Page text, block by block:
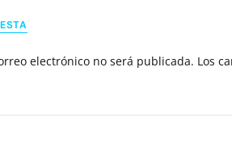
electrónico no será publicada. Los